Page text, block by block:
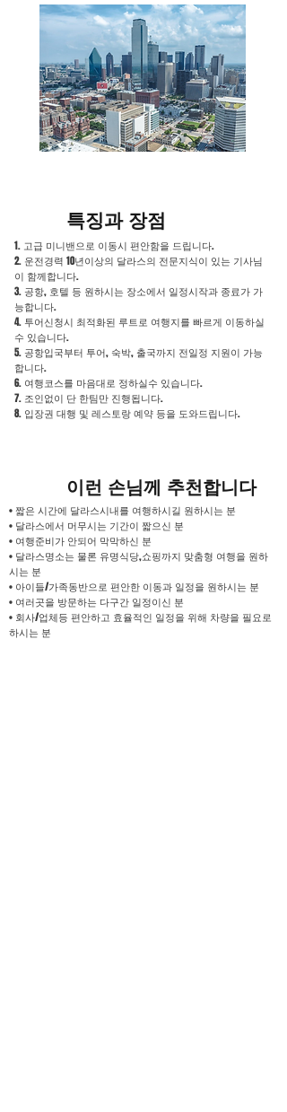
​특징과 장점
1. 고급 미니밴으로 이동시 편안함을 드립니다.
2. 운전경력 10년이상의 달라스의 전문지식이 있는 기사님
이 함께합니다.
3. 공항, 호텔 등 원하시는 장소에서 일정시작과 종료가 가
능합니다.
4. 투어신청시 최적화된 루트로 여행지를 빠르게 이동하실
수 있습니다.
5. 공항입국부터 투어, 숙박, 출국까지 전일정 지원이 가능
합니다.
6. 여행코스를 마음대로 정하실수 있습니다.
7. 조인없이 단 한팀만 진행됩니다.
8. 입장권 대행 및 레스토랑 예약 등을 도와드립니다.
​이런 손님께 추천합니다
• 짧은 시간에 달라스시내를 여행하시길 원하시는 분
• 달라스에서 머무시는 기간이 짧으신 분
• 여행준비가 안되어 막막하신 분
• 달라스명소는 물론 유명식당,쇼핑까지 맞춤형 여행을 원하
시는 분
• 아이들/가족동반으로 편안한 이동과 일정을 원하시는 분
• 여러곳을 방문하는 다구간 일정이신 분
• 회사/업체등 편안하고 효율적인 일정을 위해 차량을 필요로
하시는 분